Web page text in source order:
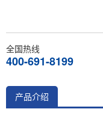
全国热线
400-691-8199
产品介绍